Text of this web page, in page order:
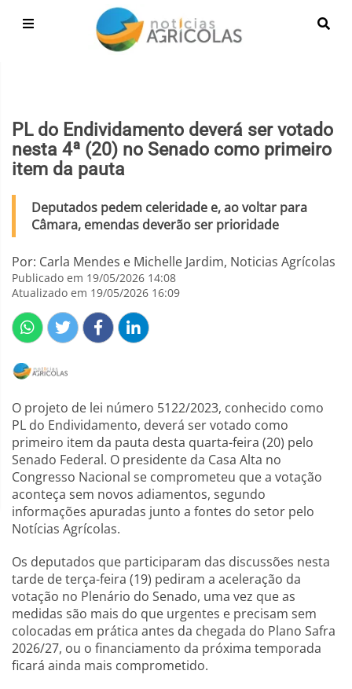
PL do Endividamento deverá ser votado
nesta 4ª (20) no Senado como primeiro
item da pauta
Deputados pedem celeridade e, ao voltar para
Câmara, emendas deverão ser prioridade
Por: Carla Mendes e Michelle Jardim, Noticias Agrícolas
Publicado em 19/05/2026 14:08
Atualizado em 19/05/2026 16:09
O projeto de lei número 5122/2023, conhecido como
PL do Endividamento, deverá ser votado como
primeiro item da pauta desta quarta-feira (20) pelo
Senado Federal. O presidente da Casa Alta no
Congresso Nacional se comprometeu que a votação
aconteça sem novos adiamentos, segundo
informações apuradas junto a fontes do setor pelo
Notícias Agrícolas.
Os deputados que participaram das discussões nesta
tarde de terça-feira (19) pediram a aceleração da
votação no Plenário do Senado, uma vez que as
medidas são mais do que urgentes e precisam sem
colocadas em prática antes da chegada do Plano Safra
2026/27, ou o financiamento da próxima temporada
ficará ainda mais comprometido.